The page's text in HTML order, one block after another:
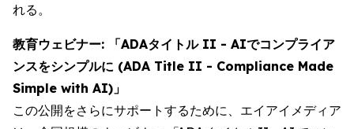
れる。
教育ウェビナー: 「ADAタイトル II - AIでコンプライア
ンスをシンプルに (ADA Title II - Compliance Made
Simple with AI)」
この公開をさらにサポートするために、エイアイメディア